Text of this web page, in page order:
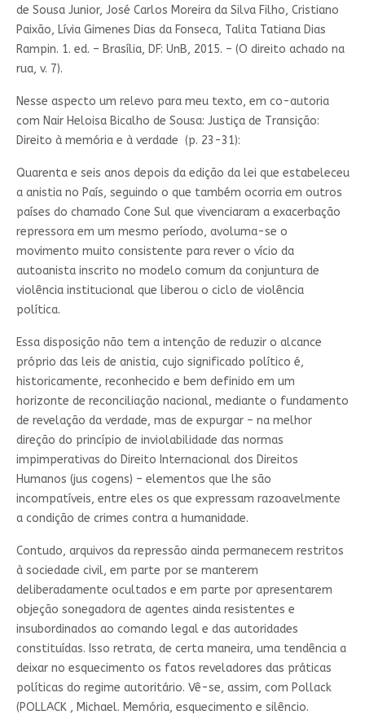
de Sousa Junior, José Carlos Moreira da Silva Filho, Cristiano
Paixão, Lívia Gimenes Dias da Fonseca, Talita Tatiana Dias
Rampin. 1. ed. – Brasília, DF: UnB, 2015. – (O direito achado na
rua, v. 7).
Nesse aspecto um relevo para meu texto, em co-autoria
com Nair Heloisa Bicalho de Sousa: Justiça de Transição:
Direito à memória e à verdade (p. 23-31):
Quarenta e seis anos depois da edição da lei que estabeleceu
a anistia no País, seguindo o que também ocorria em outros
países do chamado Cone Sul que vivenciaram a exacerbação
repressora em um mesmo período, avoluma-se o
movimento muito consistente para rever o vício da
autoanista inscrito no modelo comum da conjuntura de
violência institucional que liberou o ciclo de violência
política.
Essa disposição não tem a intenção de reduzir o alcance
próprio das leis de anistia, cujo significado político é,
historicamente, reconhecido e bem definido em um
horizonte de reconciliação nacional, mediante o fundamento
de revelação da verdade, mas de expurgar – na melhor
direção do princípio de inviolabilidade das normas
impimperativas do Direito Internacional dos Direitos
Humanos (jus cogens) – elementos que lhe são
incompatíveis, entre eles os que expressam razoavelmente
a condição de crimes contra a humanidade.
Contudo, arquivos da repressão ainda permanecem restritos
à sociedade civil, em parte por se manterem
deliberadamente ocultados e em parte por apresentarem
objeção sonegadora de agentes ainda resistentes e
insubordinados ao comando legal e das autoridades
constituídas. Isso retrata, de certa maneira, uma tendência a
deixar no esquecimento os fatos reveladores das práticas
políticas do regime autoritário. Vê-se, assim, com Pollack
(POLLACK , Michael. Memória, esquecimento e silêncio.